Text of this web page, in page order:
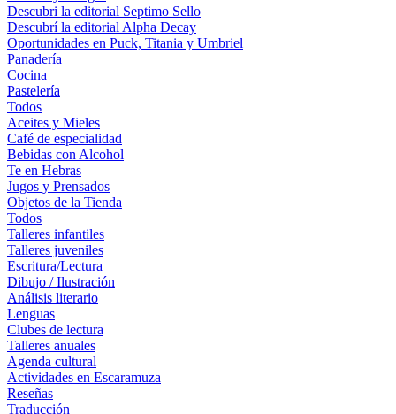
Descubri la editorial Septimo Sello
Descubrí la editorial Alpha Decay
Oportunidades en Puck, Titania y Umbriel
Panadería
Cocina
Pastelería
Todos
Aceites y Mieles
Café de especialidad
Bebidas con Alcohol
Te en Hebras
Jugos y Prensados
Objetos de la Tienda
Todos
Talleres infantiles
Talleres juveniles
Escritura/Lectura
Dibujo / Ilustración
Análisis literario
Lenguas
Clubes de lectura
Talleres anuales
Agenda cultural
Actividades en Escaramuza
Reseñas
Traducción